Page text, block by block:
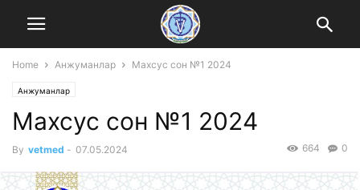
Home Анжуманлар Mахсус сон №1 2024
Анжуманлар
Mахсус сон №1 2024
By vetmed - 07.05.2024 0
664